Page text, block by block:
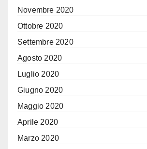
Novembre 2020
Ottobre 2020
Settembre 2020
Agosto 2020
Luglio 2020
Giugno 2020
Maggio 2020
Aprile 2020
Marzo 2020